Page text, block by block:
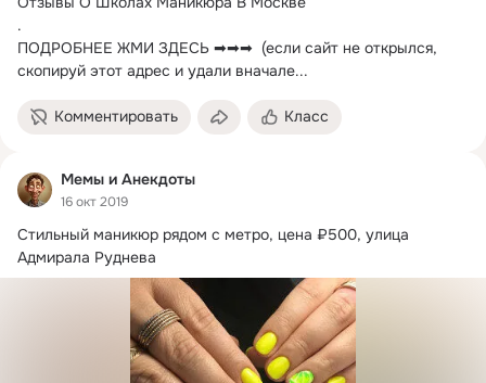
.
ПОДРОБНЕЕ ЖМИ ЗДЕСЬ ➡➡➡  (если сайт не открылся,
скопируй этот адрес и удали вначале...
Комментировать Класс
Мемы и Анекдоты
16 окт 2019
Стильный маникюр рядом с метро, цена ₽500, улица